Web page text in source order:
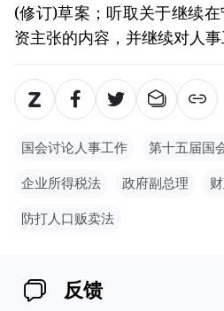
(修订)草案；听取关于继续
资主张的内容，并继续对人事
国会讨论人事工作 第十五届国
企业所得税法 政府副总理
防打人口贩卖法
反馈